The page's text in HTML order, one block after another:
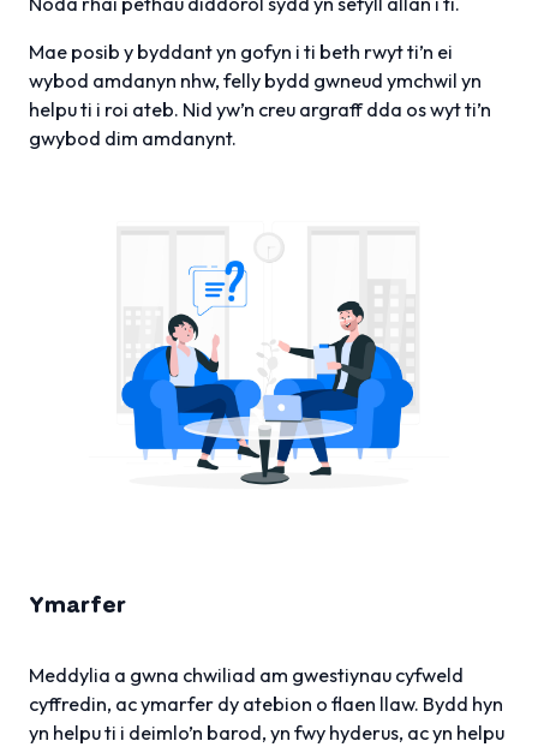
Mae posib y byddant yn gofyn i ti beth rwyt ti’n ei
wybod amdanyn nhw, felly bydd gwneud ymchwil yn
helpu ti i roi ateb. Nid yw’n creu argraff dda os wyt ti’n
gwybod dim amdanynt.
Ymarfer
Meddylia a gwna chwiliad am gwestiynau cyfweld
cyffredin, ac ymarfer dy atebion o flaen llaw. Bydd hyn
yn helpu ti i deimlo’n barod, yn fwy hyderus, ac yn helpu